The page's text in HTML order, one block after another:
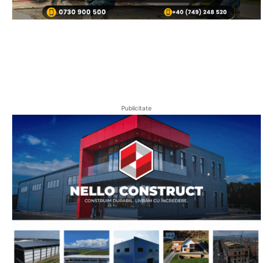
Publicitate